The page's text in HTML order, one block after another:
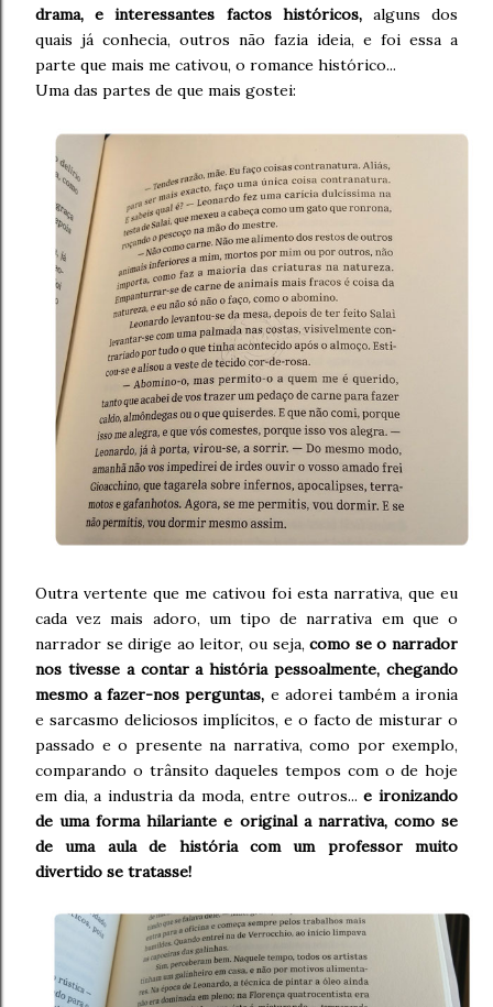
drama, e interessantes factos históricos,alguns dos
quais já conhecia, outros não fazia ideia, e foi essa a
parte que mais me cativou, o romance histórico...
Uma das partes de que mais gostei:
Outra vertente que me cativou foi esta narrativa, que eu
cada vez mais adoro, um tipo de narrativa em que o
narrador se dirige ao leitor, ou seja,como se o narrador
nos tivesse a contar a história pessoalmente, chegando
mesmo a fazer-nos perguntas, e adorei também a ironia
e sarcasmo deliciosos implícitos, e o facto de misturar o
passado e o presente na narrativa, como por exemplo,
comparando o trânsito daqueles tempos com o de hoje
em dia, a industria da moda, entre outros... e ironizando
de uma forma hilariante e original a narrativa, como se
de uma aula de história com um professor muito
divertido se tratasse!